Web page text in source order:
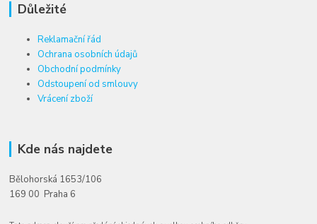
Důležité
Reklamační řád
Ochrana osobních údajů
Obchodní podmínky
Odstoupení od smlouvy
Vrácení zboží
Kde nás najdete
Bělohorská 1653/106
169 00 Praha 6